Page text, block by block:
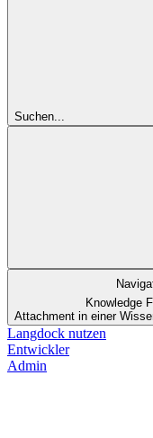
Suchen...
Knowledge
Attachment in einer
Langdock nutzen
Entwickler
Admin